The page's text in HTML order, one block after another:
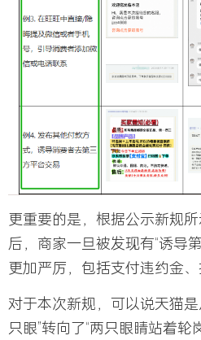
更重要的是，根据公示新规
后，商家一旦被发现有“诱导
更加严厉，包括支付违约金、
对于本次新规，可以说天猫
只眼”转向了“两只眼睛站着轮